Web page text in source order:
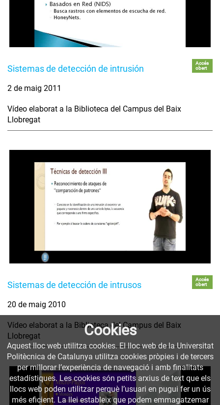
Sistemas de detección de intrusión
Accés
obert
2 de maig 2011
Vídeo elaborat a la Biblioteca del Campus del Baix
Llobregat
Sistemas de detección de intrusos
Accés
obert
20 de maig 2010
Vídeo elaborat a la Biblioteca del Campus del Baix
Llobregat
Cookies
Aquest lloc web utilitza cookies. El lloc web de la Universitat
Politècnica de Catalunya utilitza cookies pròpies i de tercers
per millorar l’experiència de navegació i amb finalitats
estadístiques. Les cookies són petits arxius de text que els
llocs web poden utilitzar perquè l’usuari en pugui fer un ús
més eficient. La llei estableix que podem emmagatzemar